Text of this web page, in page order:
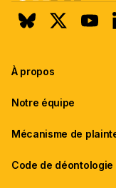
À propos
Notre équipe
Mécanisme de
Code de déontologie